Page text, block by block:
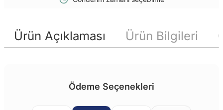
Ürün Açıklaması Ürün Bilgileri
Ödeme Seçenekleri